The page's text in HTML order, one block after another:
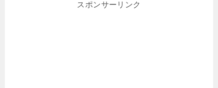
スポンサーリンク